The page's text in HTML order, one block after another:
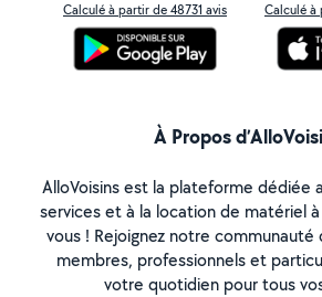
Calculé à partir de 48731 avis Calculé à
À Propos
AlloVoisins est la plateforme dédiée
services et à la location de matériel
vous ! Rejoignez notre communauté
membres, professionnels et
votre quotidien pour tous